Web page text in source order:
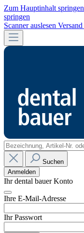
Zum Hauptinhalt springen
springen
Scanner auslesen Versand
Suchen
Anmelden
Ihr dental bauer Konto
Ihre E-Mail-Adresse
Ihr Passwort